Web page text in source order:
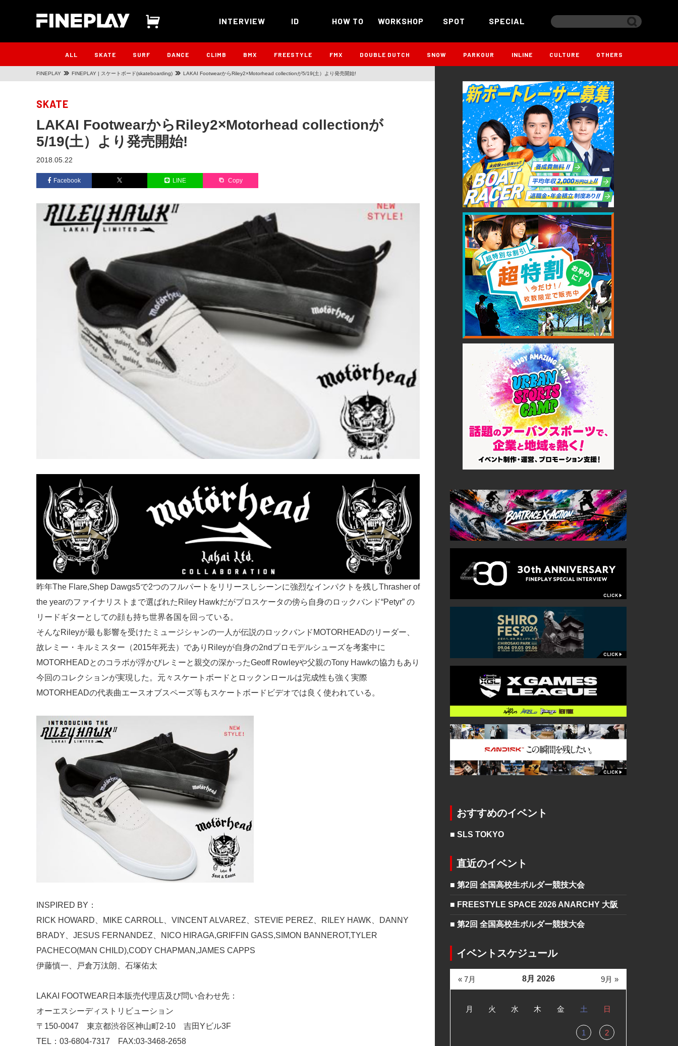
INTERVIEW ID HOW TO WORKSHOP SPOT SPECIAL
ALL SKATE SURF DANCE CLIMB BMX FREESTYLE FMX DOUBLE DUTCH SNOW PARKOUR INLINE CULTURE OTHERS
FINEPLAY FINEPLAY | スケートボード(skateboarding) LAKAI FootwearからRiley2×Motorhead collectionが5/19(土）より発売開始!
SKATE
LAKAI FootwearからRiley2×Motorhead collectionが
5/19(土）より発売開始!
2018.05.22
Facebook LINE Copy
昨年The Flare,Shep Dawgs5で2つのフルパートをリリースしシーンに強烈なインパクトを残しThrasher of
the yearのファイナリストまで選ばれたRiley Hawkだがプロスケータの傍ら自身のロックバンド“Petyr” の
リードギターとしての顔も持ち世界各国を回っている。
そんなRileyが最も影響を受けたミュージシャンの一人が伝説のロックバンドMOTORHEADのリーダー、
故レミー・キルミスター（2015年死去）でありRileyが自身の2ndプロモデルシューズを考案中に
MOTORHEADとのコラボが浮かびレミーと親交の深かったGeoff Rowleyや父親のTony Hawkの協力もあり
今回のコレクションが実現した。元々スケートボードとロックンロールは完成性も強く実際
MOTORHEADの代表曲エースオブスペーズ等もスケートボードビデオでは良く使われている。
INSPIRED BY：
RICK HOWARD、MIKE CARROLL、VINCENT ALVAREZ、STEVIE PEREZ、RILEY HAWK、DANNY
BRADY、JESUS FERNANDEZ、NICO HIRAGA,GRIFFIN GASS,SIMON BANNEROT,TYLER
PACHECO(MAN CHILD),CODY CHAPMAN,JAMES CAPPS
伊藤慎一、戸倉万汰朗、石塚佑太
LAKAI FOOTWEAR日本販売代理店及び問い合わせ先：
オーエスシーディストリビューション
〒150-0047 東京都渋谷区神山町2-10 吉田Yビル3F
TEL：03-6804-7317 FAX:03-3468-2658
おすすめのイベント
■ SLS TOKYO
直近のイベント
■ 第2回 全国高校生ボルダー競技大会
■ FREESTYLE SPACE 2026 ANARCHY 大阪
■ 第2回 全国高校生ボルダー競技大会
イベントスケジュール
8月 2026
月 火 水 木 金 土 日
1 2
« 7月 9月 »